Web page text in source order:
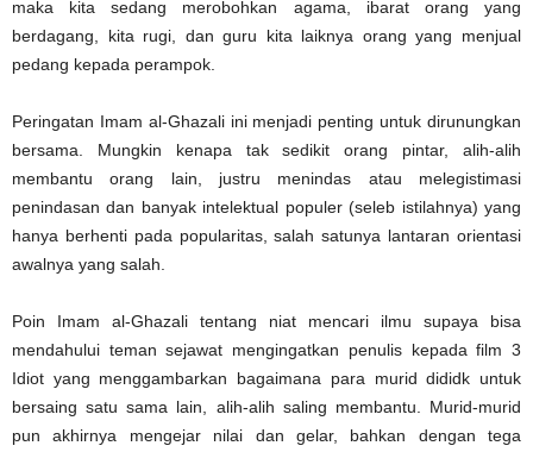
maka kita sedang merobohkan agama, ibarat ‎orang yang
berdagang, kita rugi, dan guru kita laiknya orang yang menjual
pedang kepada perampok. ‎
Peringatan Imam al-Ghazali ini menjadi penting untuk dirunungkan
bersama. Mungkin kenapa tak sedikit orang ‎pintar, alih-alih
membantu orang lain, justru menindas atau melegistimasi
penindasan dan banyak intelektual ‎populer (seleb istilahnya) yang
hanya berhenti pada popularitas, salah satunya lantaran orientasi
awalnya yang ‎salah. ‎
Poin Imam al-Ghazali tentang niat mencari ilmu supaya bisa
mendahului teman sejawat mengingatkan penulis ‎kepada film 3
Idiot yang menggambarkan bagaimana para murid dididk untuk
bersaing satu sama lain, alih-alih ‎saling membantu. Murid-murid
pun akhirnya mengejar nilai dan gelar, bahkan dengan tega